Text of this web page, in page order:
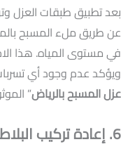
بعد تطبيق طبقات العزل
عن طريق ملء المسبح
في مستوى المياه. هذا
ويؤكد عدم وجود أي
عزل المسبح بالرياض”
6. إعادة تركيب البلاط أو بطانة المسبح